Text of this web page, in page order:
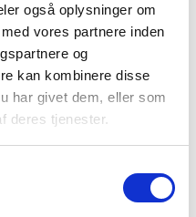
også oplysninger om
vores partnere inden
og
kan kombinere disse
har givet dem, eller som
deres tjenester.